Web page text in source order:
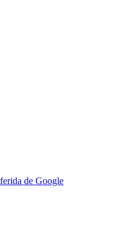
de Google